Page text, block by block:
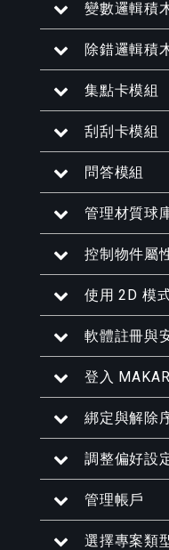
變數邏輯積
除錯邏輯積
集點卡模組
刮刮卡模組
問答模組
管理材質球
控制物件屬
使用 2D 模
軟體註冊與
登入
綁定與解除
調整偏好設
管理帳戶
選擇專案類